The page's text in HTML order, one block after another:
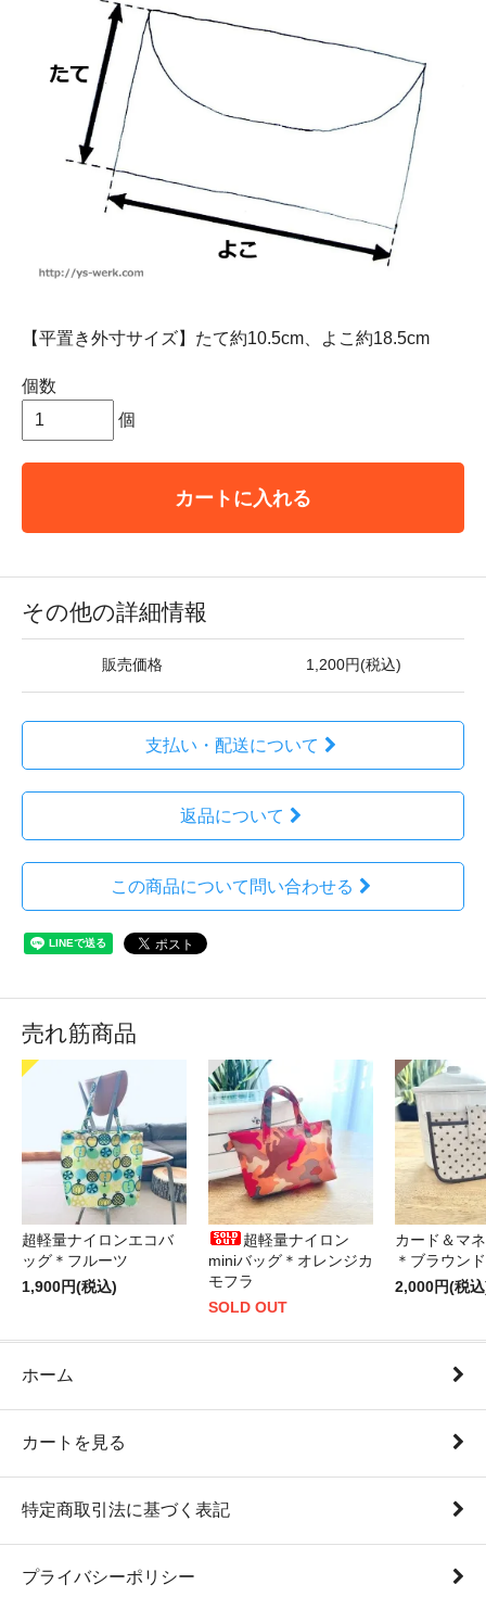
【平置き外寸サイズ】たて約10.5cm、よこ約18.5cm
個数
個
カートに入れる
その他の詳細情報
販売価格 1,200円(税込)
支払い・配送について
返品について
この商品について問い合わせる
売れ筋商品
超軽量ナイロンエコバ
ッグ＊フルーツ
1,900円(税込)
超軽量ナイロン
miniバッグ＊オレンジカ
モフラ
SOLD OUT
カード＆マ
＊ブラウン
2,000円(税
ホーム
カートを見る
特定商取引法に基づく表記
プライバシーポリシー